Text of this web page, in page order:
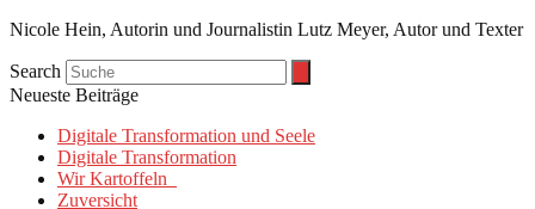
Nicole Hein, Autorin und Journalistin Lutz Meyer, Autor und Texter
Search
Neueste Beiträge
Digitale Transformation und Seele
Digitale Transformation
Wir Kartoffeln
Zuversicht